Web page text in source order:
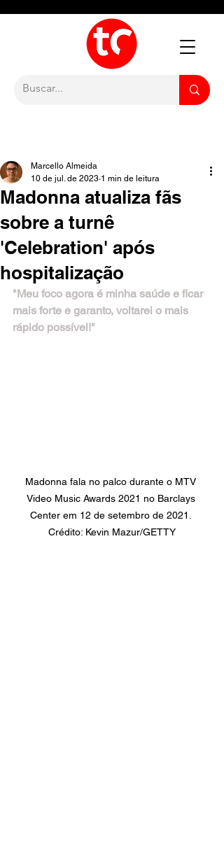
Madonna atualiza fãs
sobre a turnê
'Celebration' após
hospitalização
Marcello Almeida
10 de jul. de 2023 1 min de leitura
"Meu foco agora é minha saúde e ficar
mais forte e garanto, voltarei o mais
rápido possível!"
Madonna fala no palco durante o MTV
Video Music Awards 2021 no Barclays
Center em 12 de setembro de 2021.
Crédito: Kevin Mazur/GETTY